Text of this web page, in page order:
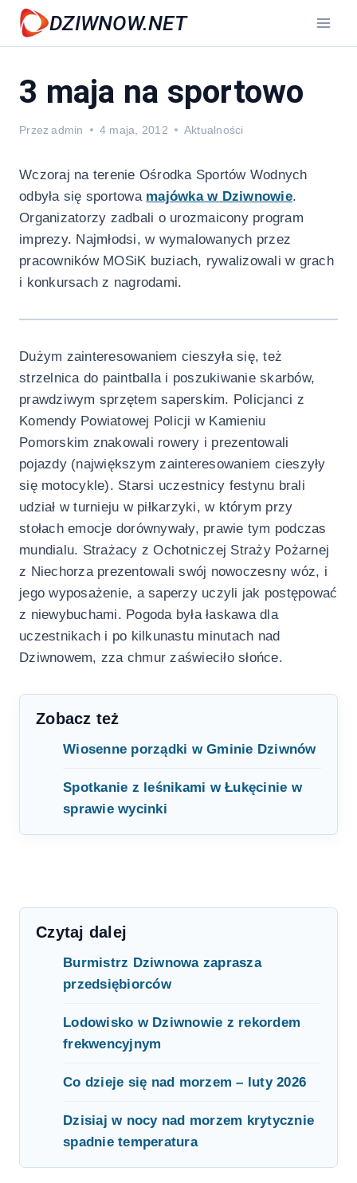
Przejdź
DZIWNOW.NET
3 maja na sportowo
Przez admin 4 maja, 2012 Aktualności
Wczoraj na terenie Ośrodka Sportów Wodnych
odbyła się sportowa majówka w Dziwnowie.
Organizatorzy zadbali o urozmaicony program
imprezy. Najmłodsi, w wymalowanych przez
pracowników MOSiK buziach, rywalizowali w grach
i konkursach z nagrodami.
Dużym zainteresowaniem cieszyła się, też
strzelnica do paintballa i poszukiwanie skarbów,
prawdziwym sprzętem saperskim. Policjanci z
Komendy Powiatowej Policji w Kamieniu
Pomorskim znakowali rowery i prezentowali
pojazdy (największym zainteresowaniem cieszyły
się motocykle). Starsi uczestnicy festynu brali
udział w turnieju w piłkarzyki, w którym przy
stołach emocje dorównywały, prawie tym podczas
mundialu. Strażacy z Ochotniczej Straży Pożarnej
z Niechorza prezentowali swój nowoczesny wóz, i
jego wyposażenie, a saperzy uczyli jak postępować
z niewybuchami. Pogoda była łaskawa dla
uczestnikach i po kilkunastu minutach nad
Dziwnowem, zza chmur zaświeciło słońce.
Zobacz też
Wiosenne porządki w Gminie Dziwnów
Spotkanie z leśnikami w Łukęcinie w
sprawie wycinki
Czytaj dalej
Burmistrz Dziwnowa zaprasza
przedsiębiorców
Lodowisko w Dziwnowie z rekordem
frekwencyjnym
Co dzieje się nad morzem – luty 2026
Dzisiaj w nocy nad morzem krytycznie
spadnie temperatura